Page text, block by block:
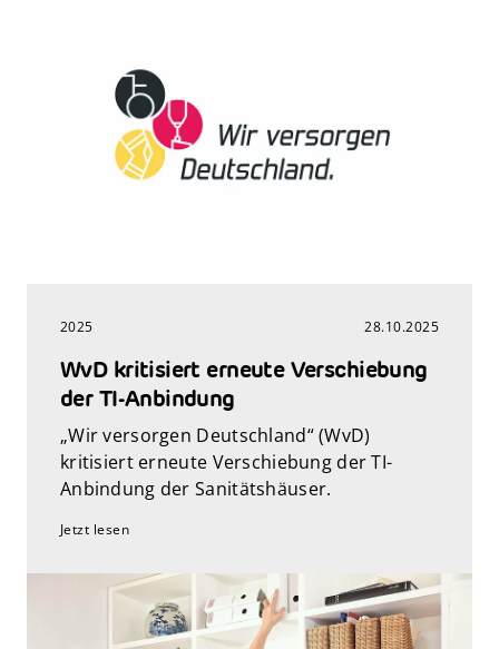
2025 28.10.2025
WvD kritisiert erneute Verschiebung
der TI-Anbindung
„Wir versorgen Deutschland“ (WvD)
kritisiert erneute Verschiebung der TI-
Anbindung der Sanitätshäuser.
Jetzt lesen